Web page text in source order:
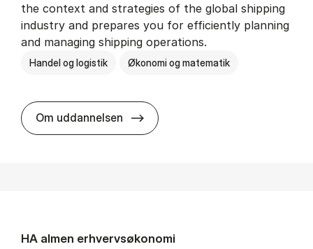
the context and strategies of the global shipping
industry and prepares you for efficiently planning
and managing shipping operations.
Handel og logistik Økonomi og matematik
Om uddannelsen BSc in In­ter­na­tion­al Ship­ping
HA al­men erhvervs­økonomi